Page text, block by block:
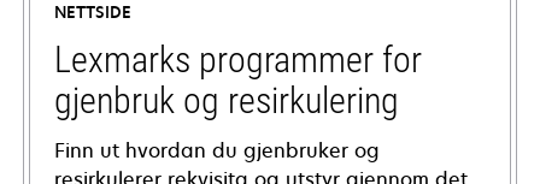
new
tab
NETTSIDE
Lexmarks programmer for
gjenbruk og resirkulering
Finn ut hvordan du gjenbruker og